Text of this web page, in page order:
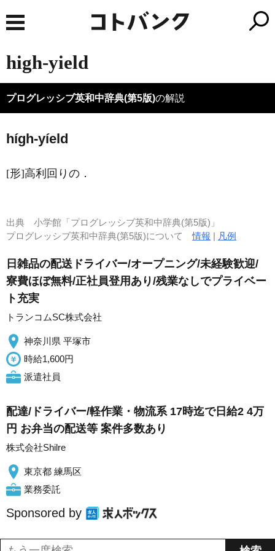
high-yield
プログレッシブ英和中辞典(第5版)の解説
hígh-yíeld
[形]高利回りの ．
出典 小学館「プログレッシブ英和中辞典(第5版)」
プログレッシブ英和中辞典(第5版)について情報 | 凡例
日雑品の配送ドライバー/オープニング/未経験歓迎/
寮費ほぼ無料/正社員登用あり/残業なしでプライベー
ト充実
トランコムSC株式会社
神奈川県 平塚市
時給1,600円
派遣社員
配達/ドライバー/軽作業・物流系 17時迄で日給2 4万
円 お弁当の配送等 案件多数あり
株式会社Shilre
東京都 練馬区
業務委託
Sponsored by